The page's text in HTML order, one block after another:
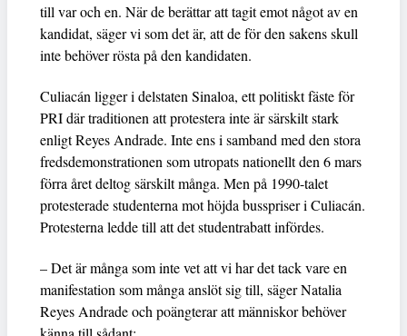
till var och en. När de berättar att tagit emot något av en
kandidat, säger vi som det är, att de för den sakens skull
inte behöver rösta på den kandidaten.
Culiacán ligger i delstaten Sinaloa, ett politiskt fäste för
PRI där traditionen att protestera inte är särskilt stark
enligt Reyes Andrade. Inte ens i samband med den stora
fredsdemonstrationen som utropats nationellt den 6 mars
förra året deltog särskilt många. Men på 1990-talet
protesterade studenterna mot höjda busspriser i Culiacán.
Protesterna ledde till att det studentrabatt infördes.
– Det är många som inte vet att vi har det tack vare en
manifestation som många anslöt sig till, säger Natalia
Reyes Andrade och poängterar att människor behöver